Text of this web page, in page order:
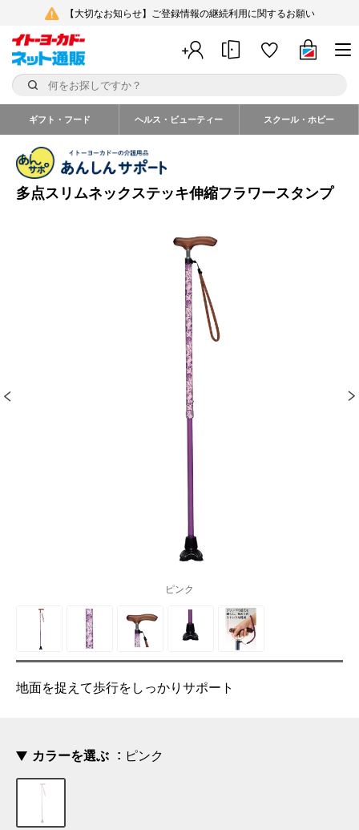
【大切なお知らせ】ご登録情報の継続利用に関するお願い
ギフト・フード ヘルス・ビューティー スクール・ホビー
多点スリムネックステッキ伸縮フラワースタンプ
ピンク
地面を捉えて歩行をしっかりサポート
カラーを選ぶ ピンク